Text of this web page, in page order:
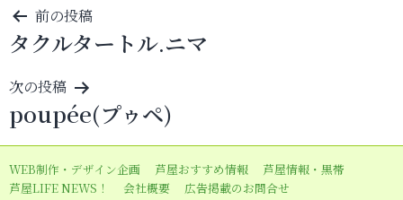
投
稿
ナ
ビ
ゲ
ー
シ
前の投稿
タクルタートル.ニマ
次の投稿
poupée(プゥペ)
WEB制作・デザイン企画 芦屋おすすめ情報
芦屋情報・黒帯
芦屋LIFE NEWS！
会社概要 広告掲載のお問合せ